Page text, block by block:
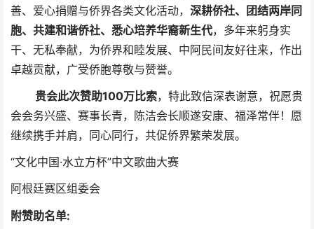
善、爱心捐赠与侨界各类文化活动， 深耕侨社、团结两岸同
胞、共建和谐侨社、悉心培养华裔新生代，多年来躬身实
干、无私奉献，为侨界和睦发展、中阿民间友好往来，作出
卓越贡献，广受侨胞尊敬与赞誉。
贵会此次赞助100万比索，特此致信深表谢意，祝愿贵
会会务兴盛、赛事长青，陈洁会长顺遂安康、福泽常伴！愿
继续携手并肩，同心同行，共促侨界繁荣发展。
“文化中国·水立方杯”中文歌曲大赛
阿根廷赛区组委会
附赞助名单: